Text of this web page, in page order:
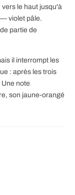
le haut jusqu'à
— violet pâle.
partie de
il interrompt les
: après les trois
note
son jaune-orangé